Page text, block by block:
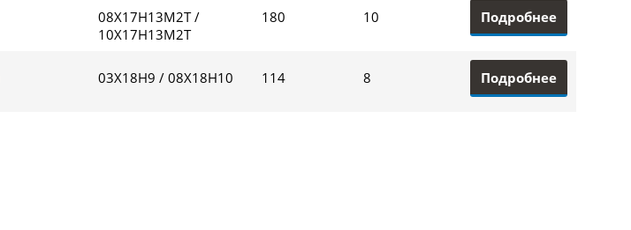
08Х17Н13М2Т /
10Х17Н13М2Т
180 10 Подробнее
03Х18Н9 / 08Х18Н10 114 8 Подробнее